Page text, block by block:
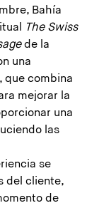
Bahía
The Swiss
de la
una
que combina
mejorar la
una
las
se
del cliente,
de